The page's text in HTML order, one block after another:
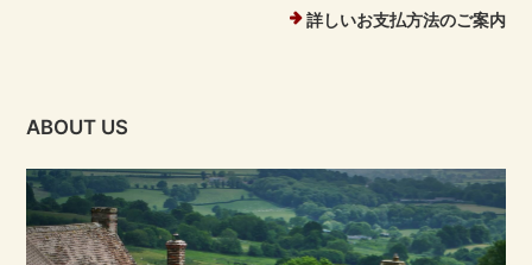
詳しいお支払方法のご案内
ABOUT US